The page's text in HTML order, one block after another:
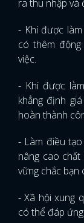
ra thu nhập và
- Khi được
có thêm
việc.
- Khi được
khẳng định
hoàn thành
- Làm điều
nâng cao
vững chắc bạn
- Xã hội xung
có thể đáp